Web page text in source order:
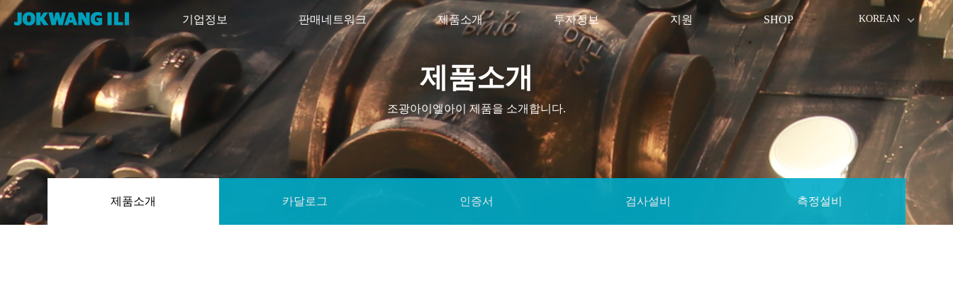
기업정보 판매네트워크 제품소개 투자정보 지원 SHOP KOREAN
제품소개
조광아이엘아이 제품을 소개합니다.
제품소개 카달로그 인증서 검사설비 측정설비